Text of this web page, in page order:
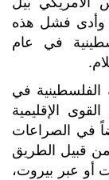
في كامب ديفيد في عام 2000، وأدى فشل هذه
في عام
في
الإقليمية
في الصراعات
قبيل الطريق
أو عبر بيروت،